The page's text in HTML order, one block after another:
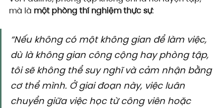
mà là một phòng thí nghiệm thực sự:
“Nếu không có một không gian để làm việc,
dù là không gian công cộng hay phòng tập,
tôi sẽ không thể suy nghĩ và cảm nhận bằng
cơ thể mình. Ở giai đoạn này, việc luân
chuyển giữa việc học từ công viên hoặc